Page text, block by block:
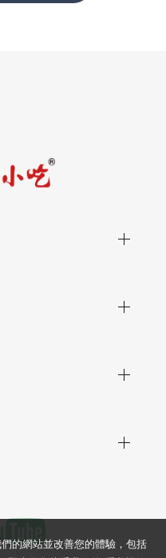
的網站並改善您的體驗，包括